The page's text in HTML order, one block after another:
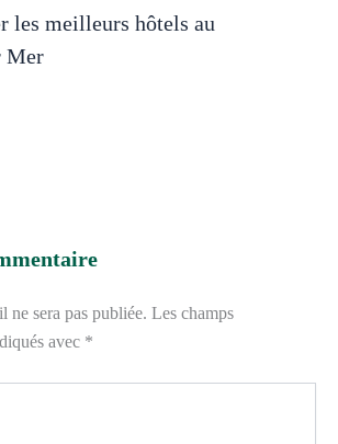
les meilleurs hôtels au
Mer
ne sera pas publiée. Les champs
avec *